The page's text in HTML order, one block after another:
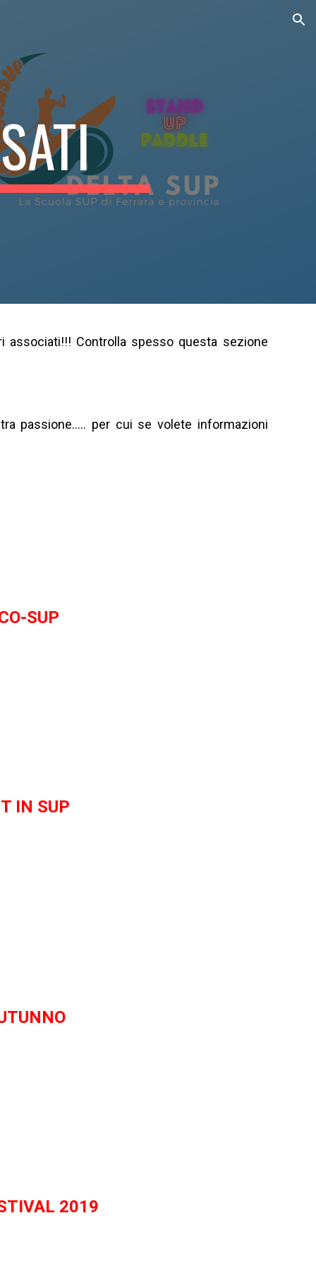
associati!!! Controlla spesso questa sezione
passione….. per cui se volete informazioni
SUP
IN SUP
2019